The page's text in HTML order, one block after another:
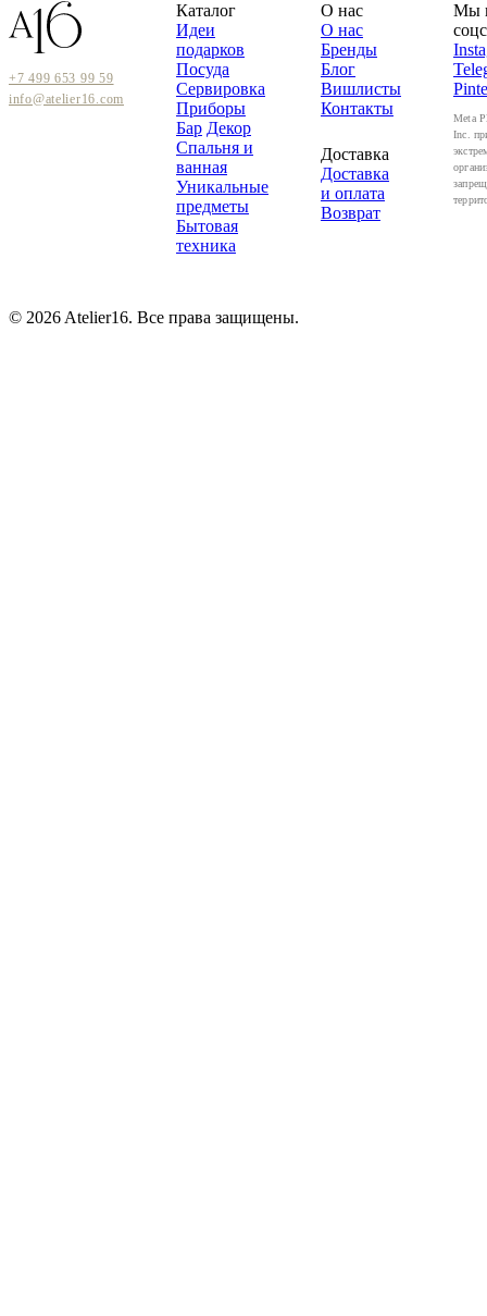
+7 499 653 99 59
info@atelier16.com
Каталог
Идеи
подарков
Посуда
Сервировка
Приборы
Бар Декор
Спальня и
ванная
Уникальные
предметы
Бытовая
техника
О нас
О нас
Бренды
Блог
Вишлисты
Контакты
Доставка
Доставка
и оплата
Возврат
Мы
Meta
Inc.
© 2026 Atelier16. Все права защищены.